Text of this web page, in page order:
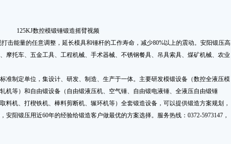
125KJ数控模锻锤锻造摇臂视频
击能量的任意调整，延长模具和锤杆的工作寿命，减少80%以上的震动。安阳锻压高
摩托车、五金工具、工程机械、手术器械、不锈钢餐具、吊具索具、煤矿机械、农业
准制定单位，集设计、研发、制造、生产于一体。主要研发模锻设备（数控全液压模
机等）和自由锻设备（ 自由锻液压机、 空气锤、 自由锻电液锤、 全液压自由锻锤
料机、 打楔铁机、 棒料剪断机、辗环机等）全套锻造设备，可以提供锻造方案规划，
阳锻压用近60年的经验给锻造客户做最优的方案选择。服务热线：0372-5973147，